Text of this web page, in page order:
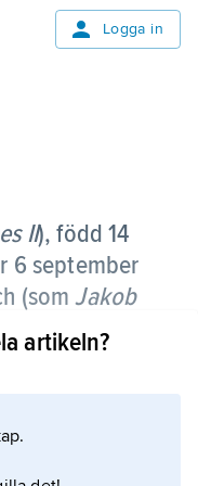
Logga in
II),född 14
6 september
(somJakob
till Karl I
artikeln?